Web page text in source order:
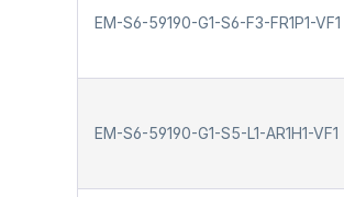
EM-S6-59190-G1-S6-F3-FR1P1-VF1
EM-S6-59190-G1-S5-L1-AR1H1-VF1